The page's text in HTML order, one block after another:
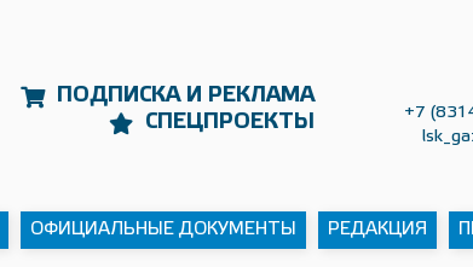
ПОДПИСКА И РЕКЛАМА
СПЕЦПРОЕКТЫ
+7
ОФИЦИАЛЬНЫЕ ДОКУМЕНТЫ РЕДАКЦИЯ